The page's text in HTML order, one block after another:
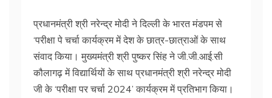
प्रधानमंत्री श्री नरेन्द्र मोदी ने दिल्ली के भारत मंडपम से
‘परीक्षा पे चर्चा कार्यक्रम में देश के छात्र-छात्राओं के साथ
संवाद किया। मुख्यमंत्री श्री पुष्कर सिंह ने जी.जी.आई.सी
कौलागढ़ में विद्यार्थियों के साथ प्रधानमंत्री श्री नरेन्द्र मोदी
जी के ‘परीक्षा पर चर्चा 2024’ कार्यक्रम में प्रतिभाग किया।